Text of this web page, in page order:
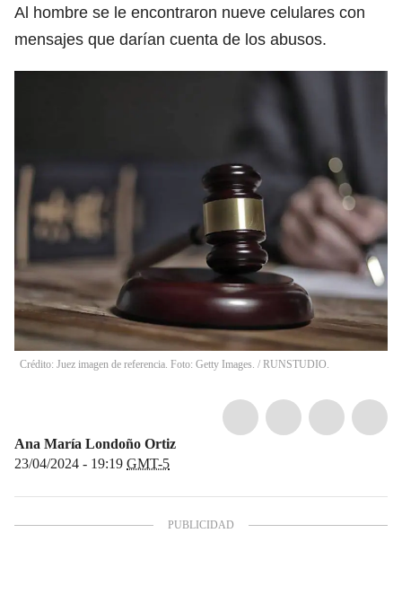
Al hombre se le encontraron nueve celulares con
mensajes que darían cuenta de los abusos.
Crédito: Juez imagen de referencia. Foto: Getty Images. / RUNSTUDIO.
Ana María Londoño Ortiz
23/04/2024 - 19:19 GMT-5